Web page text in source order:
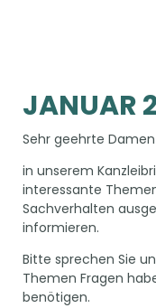
JANUAR
Sehr geehrte
in unserem
interessante
Sachverhalten
informieren.
Bitte sprechen Sie
Themen Fragen
benötigen.